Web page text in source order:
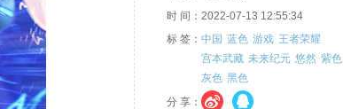
时 间：2022-07-13 12:55:34
标 签： 中国 蓝色 游戏 王者荣耀
宫本武藏 未来纪元 悠然 紫色
灰色 黑色
分 享：